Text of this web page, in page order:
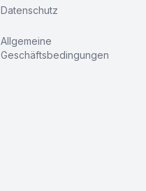
Datenschutz
Allgemeine
Geschäftsbedingungen